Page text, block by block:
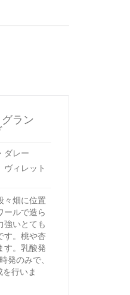
ラン
ダレー
ィレット
々畑に位置
ールで造ら
強いとても
す。桃や杏
す。乳酸発
発のみで、
を行いま